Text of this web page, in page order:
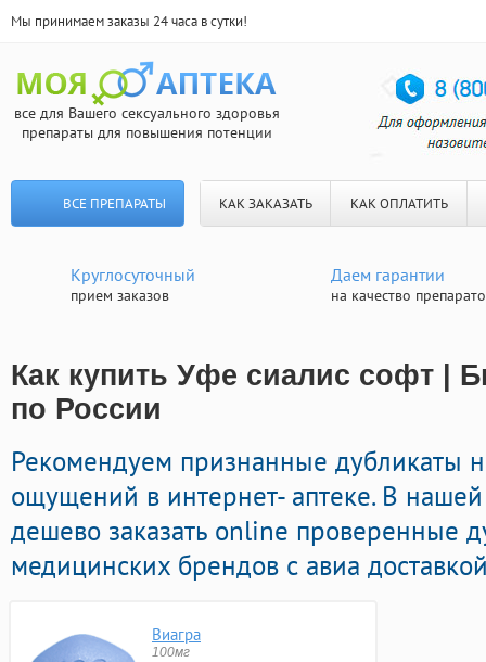
Мы принимаем заказы 24 часа в сутки!
все для Вашего сексуального здоровья
препараты для повышения потенции
ВСЕ ПРЕПАРАТЫ КАК ЗАКАЗАТЬ КАК ОПЛАТИТЬ
Круглосуточный
прием заказов
Даем гарантии
на качество
Как купить Уфе сиалис софт |
по России
Рекомендуем признанные дубликаты
ощущений в интернет- аптеке. В
дешево заказать online проверенные
медицинских брендов с авиа
Виагра
100мг